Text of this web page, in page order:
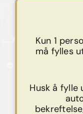
Kun 1
må fylles
Husk å fylle